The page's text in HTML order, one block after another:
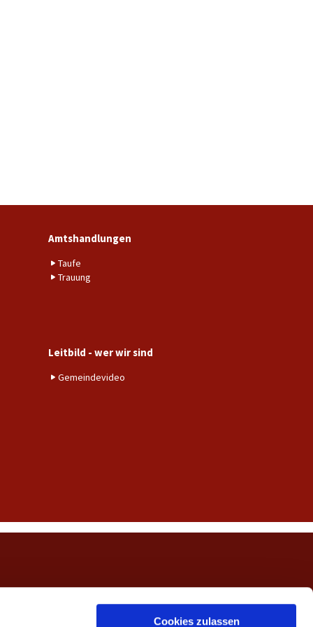
Cookies zulassen
Amtshandlungen
Taufe
Trauung
Leitbild - wer wir sind
Gemeindevideo